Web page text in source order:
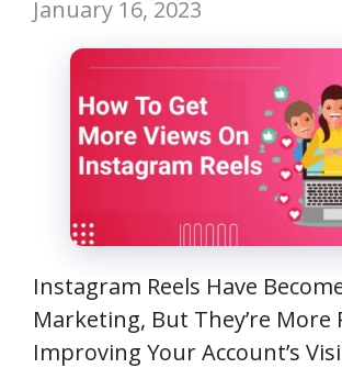
January 16, 2023
Instagram Reels Have
Marketing, But They’re More
Improving Your Account’s